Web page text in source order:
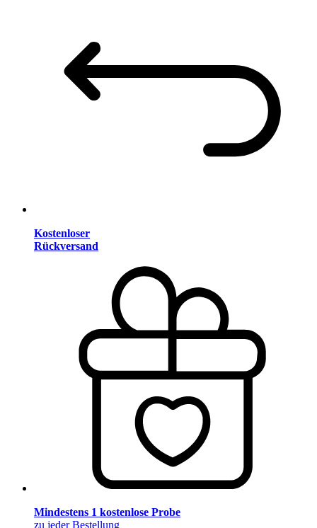
Kostenloser
Rückversand
Mindestens 1 kostenlose Probe
zu jeder Bestellung